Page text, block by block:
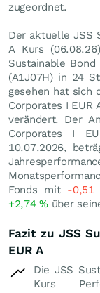
zugeordnet.
Der aktuelle JSS
A Kurs (06.08.26
Sustainable
(A1J07H) in 24
gesehen hat sich
Corporates I EUR
verändert. Der
Corporates I
10.07.2026,
Fonds mit -
+2,74%über
Fazit zu JSS
EUR A
Die JSS
Kurs